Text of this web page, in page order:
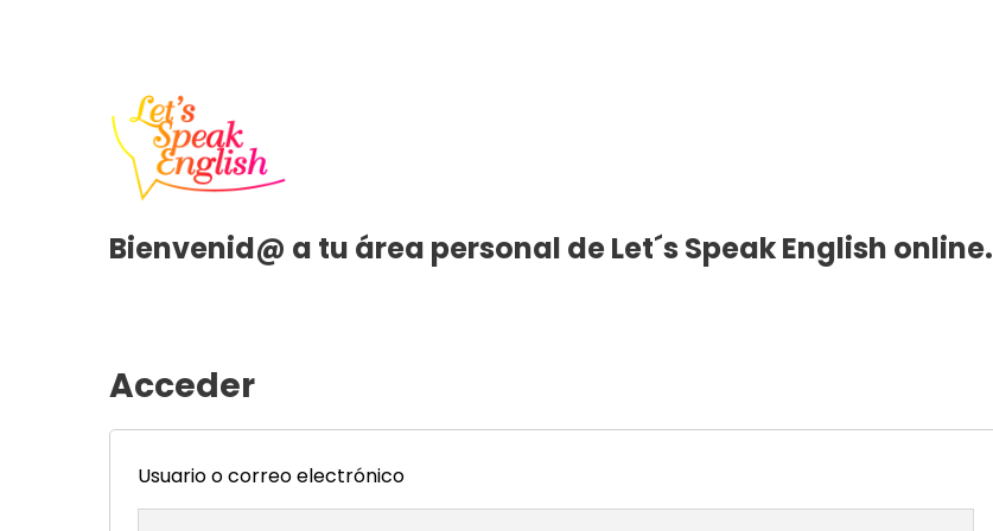
Bienvenid@ a tu área personal de Let´s Speak English online.
Acceder
Usuario o correo electrónico